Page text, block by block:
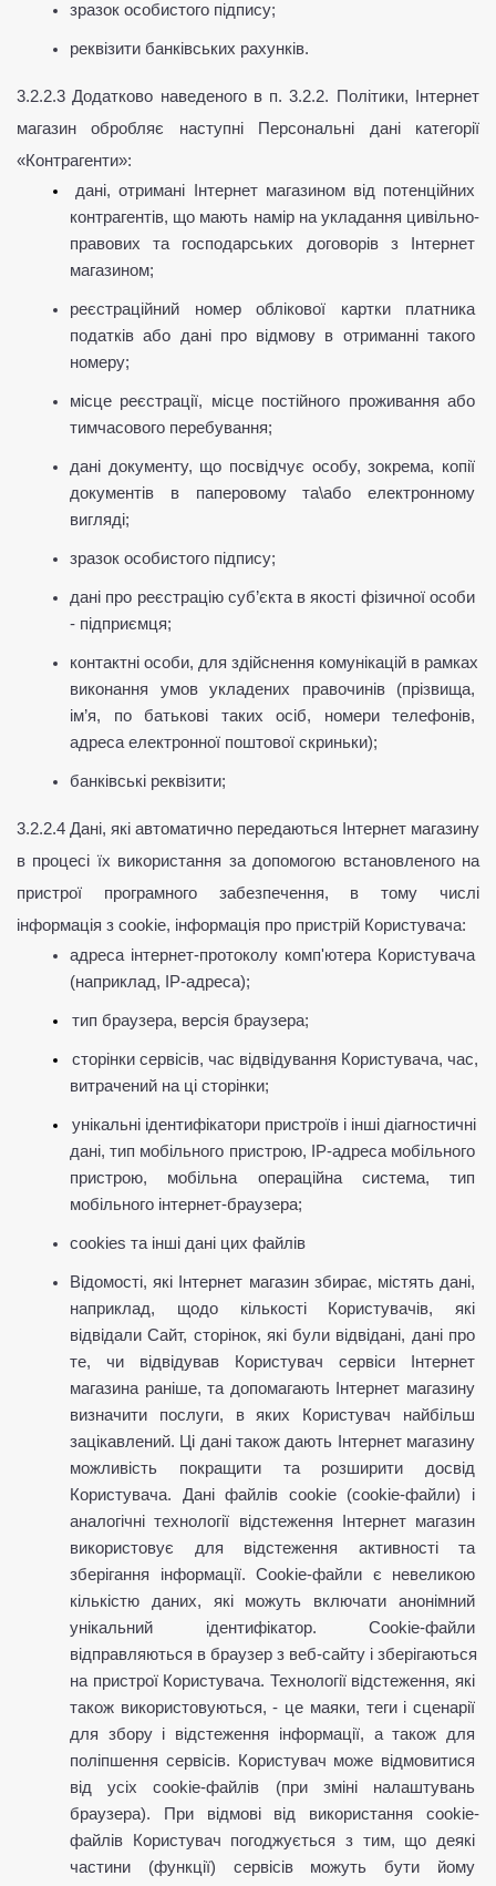
зразок особистого підпису;
реквізити банківських рахунків.
3.2.2.3 Додатково наведеного в п. 3.2.2. Політики, Інтернет
магазин обробляє наступні Персональні дані категорії
«Контрагенти»:
дані, отримані Інтернет магазином від потенційних
контрагентів, що мають намір на укладання цивільно-
правових та господарських договорів з Інтернет
магазином;
реєстраційний номер облікової картки платника
податків або дані про відмову в отриманні такого
номеру;
місце реєстрації, місце постійного проживання або
тимчасового перебування;
дані документу, що посвідчує особу, зокрема, копії
документів в паперовому та\або електронному
вигляді;
зразок особистого підпису;
дані про реєстрацію суб’єкта в якості фізичної особи
- підприємця;
контактні особи, для здійснення комунікацій в рамках
виконання умов укладених правочинів (прізвища,
ім’я, по батькові таких осіб, номери телефонів,
адреса електронної поштової скриньки);
банківські реквізити;
3.2.2.4 Дані, які автоматично передаються Інтернет магазину
в процесі їх використання за допомогою встановленого на
пристрої програмного забезпечення, в тому числі
інформація з cookie, інформація про пристрій Користувача:
адреса інтернет-протоколу комп'ютера Користувача
(наприклад, IP-адреса);
тип браузера, версія браузера;
cторінки сервісів, час відвідування Користувача, час,
витрачений на ці сторінки;
унікальні ідентифікатори пристроїв і інші діагностичні
дані, тип мобільного пристрою, IP-адреса мобільного
пристрою, мобільна операційна система, тип
мобільного інтернет-браузера;
cookies та інші дані цих файлів
Відомості, які Інтернет магазин збирає, містять дані,
наприклад, щодо кількості Користувачів, які
відвідали Сайт, сторінок, які були відвідані, дані про
те, чи відвідував Користувач сервіси Інтернет
магазина раніше, та допомагають Інтернет магазину
визначити послуги, в яких Користувач найбільш
зацікавлений. Ці дані також дають Інтернет магазину
можливість покращити та розширити досвід
Користувача. Дані файлів cookie (сookie-файли) і
аналогічні технології відстеження Інтернет магазин
використовує для відстеження активності та
зберігання інформації. Сookie-файли є невеликою
кількістю даних, які можуть включати анонімний
унікальний ідентифікатор. Cookie-файли
відправляються в браузер з веб-сайту і зберігаються
на пристрої Користувача. Технології відстеження, які
також використовуються, - це маяки, теги і сценарії
для збору і відстеження інформації, а також для
поліпшення сервісів. Користувач може відмовитися
від усіх cookie-файлів (при зміні налаштувань
браузера). При відмові від використання cookie-
файлів Користувач погоджується з тим, що деякі
частини (функції) сервісів можуть бути йому